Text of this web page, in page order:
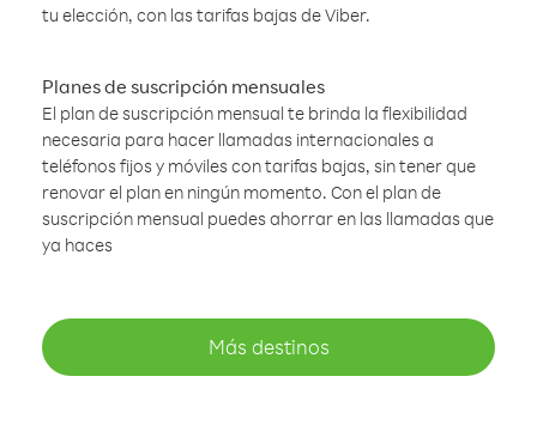
tu elección, con las tarifas bajas de Viber.
Planes de suscripción mensuales
El plan de suscripción mensual te brinda la flexibilidad
necesaria para hacer llamadas internacionales a
teléfonos fijos y móviles con tarifas bajas, sin tener que
renovar el plan en ningún momento. Con el plan de
suscripción mensual puedes ahorrar en las llamadas que
ya haces
Más destinos